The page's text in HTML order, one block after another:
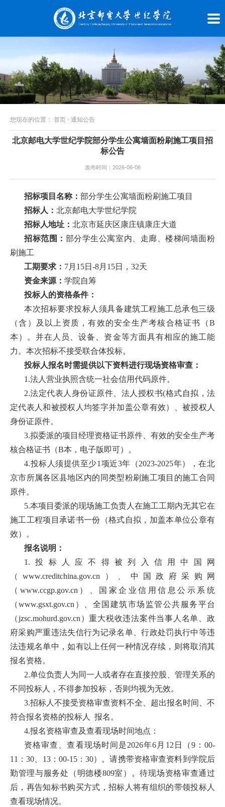
页
况
置
培
本
信
息
中
人
才
招
您现在的位置： 首页 - 通知公告
北京邮电大学世纪学院部分学生公寓墙面粉刷施工项目招
标公告
发布时间：2026-06-08
招标项目名称： 部分学生公寓墙面粉刷施工项目
招标人： 北京邮电大学世纪学院
招标人地址： 北京市延庆区康庄镇康庄大道
招标范围： 部分学生公寓室内、走廊、楼梯间墙面粉
刷施工
工期要求： 7月15日-8月15日，32天
资金来源： 学院自筹
投标人的资格条件：
本次招标要求投标人须具备建筑工程施工总承包三级
（含）及以上资质，有效的安全生产考核合格证书（B
本）。并在人员、设备、资金等方面具有相应的施工能
力。本次招标不接受联合体投标。
投标人报名时需提供以下资料进行现场资格审查：
1.法人营业执照含统一社会信用代码原件。
2.法定代表人身份证原件、法人授权书(格式自拟，法
定代表人和被授权人均签字并加盖公章有效）、被授权人
身份证原件。
3.拟委派的项目经理资格证书原件、有效的安全生产考
核合格证书（B本，电子版即可）。
4.投标人须提供至少1项近3年（2023-2025年），在北
京市所属各区县地区内的同类型粉刷施工项目的施工合同
原件。
5.本项目委派的现场施工负责人在施工工期内无其它在
施工工程项目承诺书一份（格式自拟，加盖本单位公章有
效）。
报名说明：
1.投标人应不得被列入信用中国网
（www.creditchina.gov.cn）、中国政府采购网
（www.ccgp.gov.cn）、国家企业信用信息公示系统
（www.gsxt.gov.cn）、全国建筑市场监管公共服务平台
（jzsc.mohurd.gov.cn）重大税收违法案件当事人名单、政
府采购严重违法失信行为记录名单、行政处罚执行中等违
法违规名单中，如有以上任何一种情况存续，则将取消其
报名资格。
2.单位负责人为同一人或者存在直接控股、管理关系的
不同投标人，不得参加投标，否则均视为无效。
3.招标人不接受资格审查资料不全、超出报名时间、不
符合报名资格的投标人 报名。
4.报名资格审查及查看现场时间地点：
资格审查、查看现场时间是2026年6月12日（9：00-
11：30、13：00-15：30）。请携带资格审查资料到学院后
勤管理与服务处（明德楼809室）。待现场资格审查通过
后，再告知标书购买方式，招标人将有组织的带领投标人
查看现场情况。